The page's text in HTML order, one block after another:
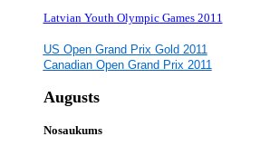
Latvian Youth Olympic Games 2011
US Open Grand Prix Gold 2011
Canadian Open Grand Prix 2011
Augusts
Nosaukums